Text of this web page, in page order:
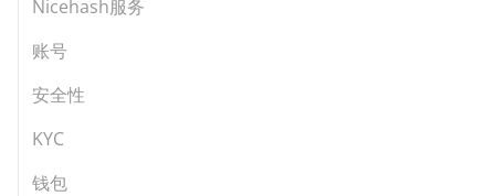
Nicehash服务
账号
安全性
KYC
钱包